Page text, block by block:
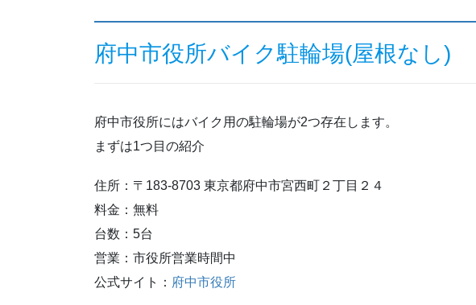
府中市役所バイク駐輪場(屋根なし)
府中市役所にはバイク用の駐輪場が2つ存在します。
まずは1つ目の紹介
住所：〒183-8703 東京都府中市宮西町２丁目２４
料金：無料
台数：5台
営業：市役所営業時間中
公式サイト： 府中市役所